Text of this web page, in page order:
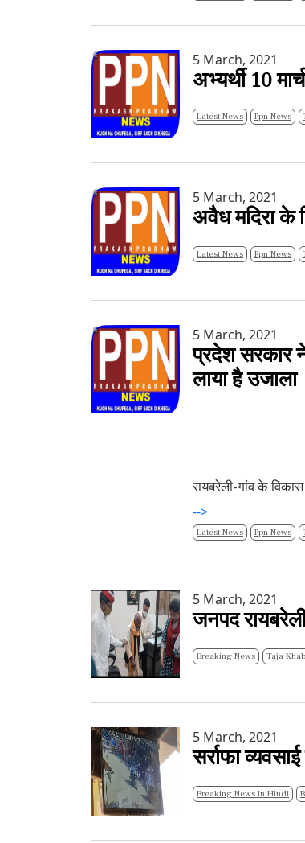
5 March, 2021
अभ्यर्थी 10
Latest News Ppn News
5 March, 2021
अवैध मदिरा के
Latest News Ppn News
5 March, 2021
प्रदेश सरकार
लाया है उजाला
रायबरेली-गांव के
-->
Latest News Ppn News
5 March, 2021
जनपद
Breaking News Taja
5 March, 2021
सर्राफा
Breaking News In Hindi